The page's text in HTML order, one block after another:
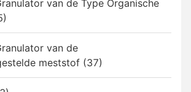
van de Type Organische
van de
meststof (37)